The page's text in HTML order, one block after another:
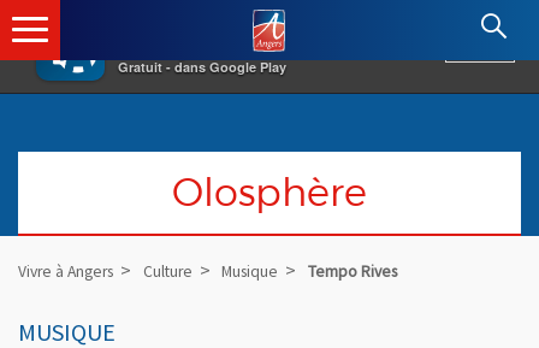
×
Gratuit - dans Google Play
Angers.fr : Retour à l'accueil
Olosphère
Vivre à Angers Culture Musique Tempo Rives
MUSIQUE